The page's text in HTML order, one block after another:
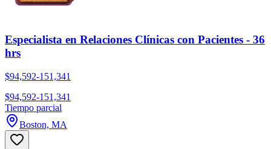
Especialista en Relaciones Clínicas con Pacientes - 36
hrs
$94,592-151,341
$94,592-151,341
Tiempo parcial
Boston, MA